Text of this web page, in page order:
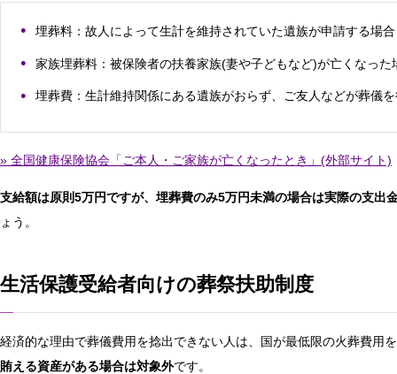
埋葬料：故人によって生計を維持されていた遺族が申請する場合
家族埋葬料：被保険者の扶養家族(妻や子どもなど)が亡くなった
埋葬費：生計維持関係にある遺族がおらず、ご友人などが葬儀
» 全国健康保険協会「ご本人・ご家族が亡くなったとき」(外部サイト)
支給額は原則5万円ですが、埋葬費のみ5万円未満の場合は実際の支出
ょう。
生活保護受給者向けの葬祭扶助制度
経済的な理由で葬儀費用を捻出できない人は、国が最低限の火葬費用
賄える資産がある場合は対象外です。